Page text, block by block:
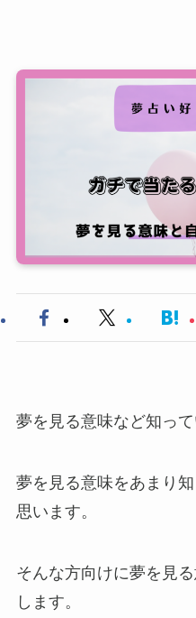
夢を見る意味など知って
夢を見る意味をあまり
思います。
そんな方向けに夢を見
します。